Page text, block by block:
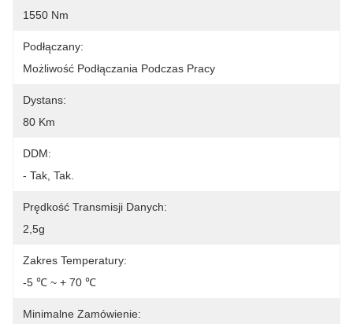
1550 Nm
Podłączany:
Możliwość Podłączania Podczas Pracy
Dystans:
80 Km
DDM:
- Tak, Tak.
Prędkość Transmisji Danych:
2,5g
Zakres Temperatury:
-5 ℃ ~ + 70 ℃
Minimalne Zamówienie: